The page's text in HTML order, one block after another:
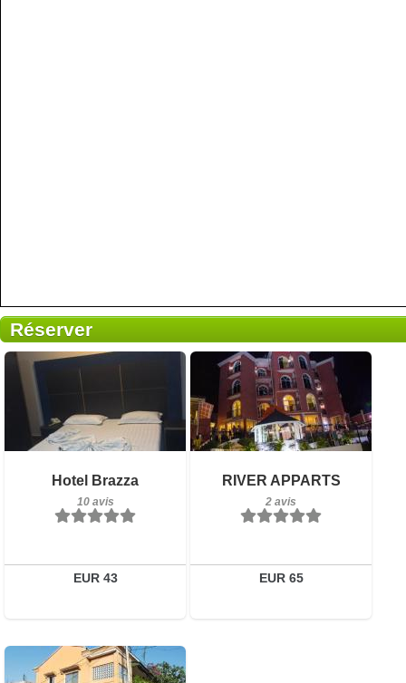
Réserver
Hotel Brazza
10 avis
EUR 43
10 avis
Détails
Réserver
RIVER APPARTS
2 avis
EUR 65
2 avis
Détails
Réserver